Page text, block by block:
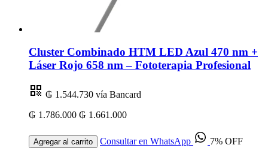
Cluster Combinado HTM LED Azul 470 nm +
Láser Rojo 658 nm – Fototerapia Profesional
₲ 1.544.730 vía Bancard
₲ 1.786.000 ₲ 1.661.000
Agregar al carrito Consultar en WhatsApp 7% OFF